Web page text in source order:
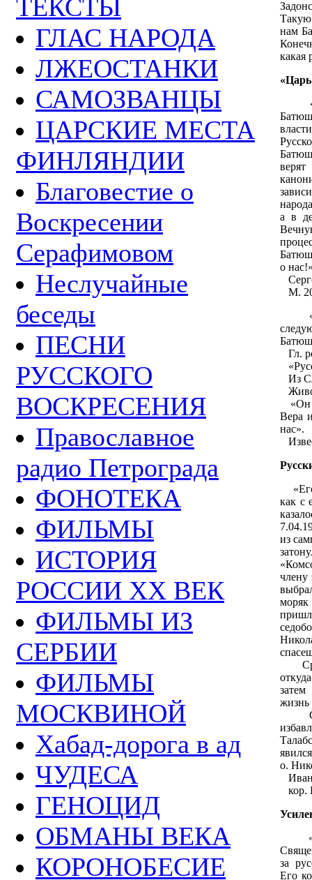
ТЕКСТЫ
ГЛАС НАРОДА
ЛЖЕОСТАНКИ
САМОЗВАНЦЫ
ЦАРСКИЕ МЕСТА
ФИНЛЯНДИИ
Благовестие о
Воскресении
Серафимовом
Неслучайные
беседы
ПЕСНИ
РУССКОГО
ВОСКРЕСЕНИЯ
Православное
радио Петрограда
ФОНОТЕКА
ФИЛЬМЫ
ИСТОРИЯ
РОССИИ ХХ ВЕК
ФИЛЬМЫ ИЗ
СЕРБИИ
ФИЛЬМЫ
МОСКВИНОЙ
Хабад-дорога в ад
ЧУДЕСА
ГЕНОЦИД
ОБМАНЫ ВЕКА
КОРОНОБЕСИЕ
Такую
нам
какая
а в
о
М.
Гл.
Из
«Он
Вера
нас».
«Его
как с
из
члену
моряк
жизнь
о.
кор.
«На
за
Его